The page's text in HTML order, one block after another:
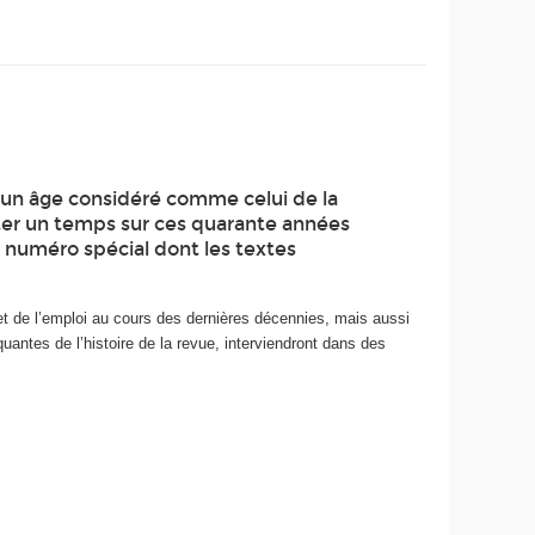
âge considéré comme celui de la
un temps sur ces quarante années
numéro spécial dont les textes
l’emploi au cours des dernières décennies, mais aussi
de l’histoire de la revue, interviendront dans des